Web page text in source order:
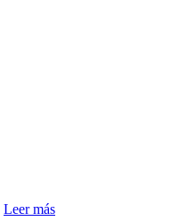
Leer más